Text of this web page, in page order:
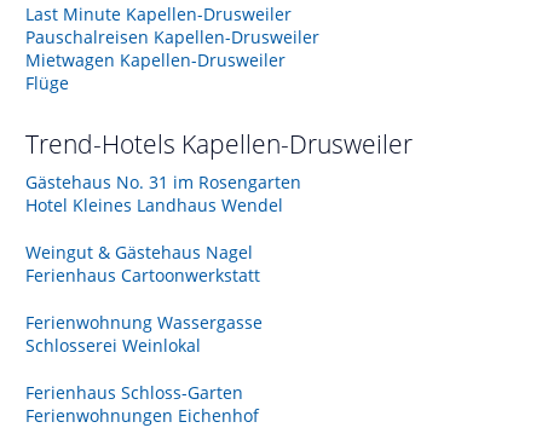
Last Minute Kapellen-Drusweiler
Pauschalreisen Kapellen-Drusweiler
Mietwagen Kapellen-Drusweiler
Flüge
Trend-Hotels Kapellen-Drusweiler
Gästehaus No. 31 im Rosengarten
Hotel Kleines Landhaus Wendel
Weingut & Gästehaus Nagel
Ferienhaus Cartoonwerkstatt
Ferienwohnung Wassergasse
Schlosserei Weinlokal
Ferienhaus Schloss-Garten
Ferienwohnungen Eichenhof